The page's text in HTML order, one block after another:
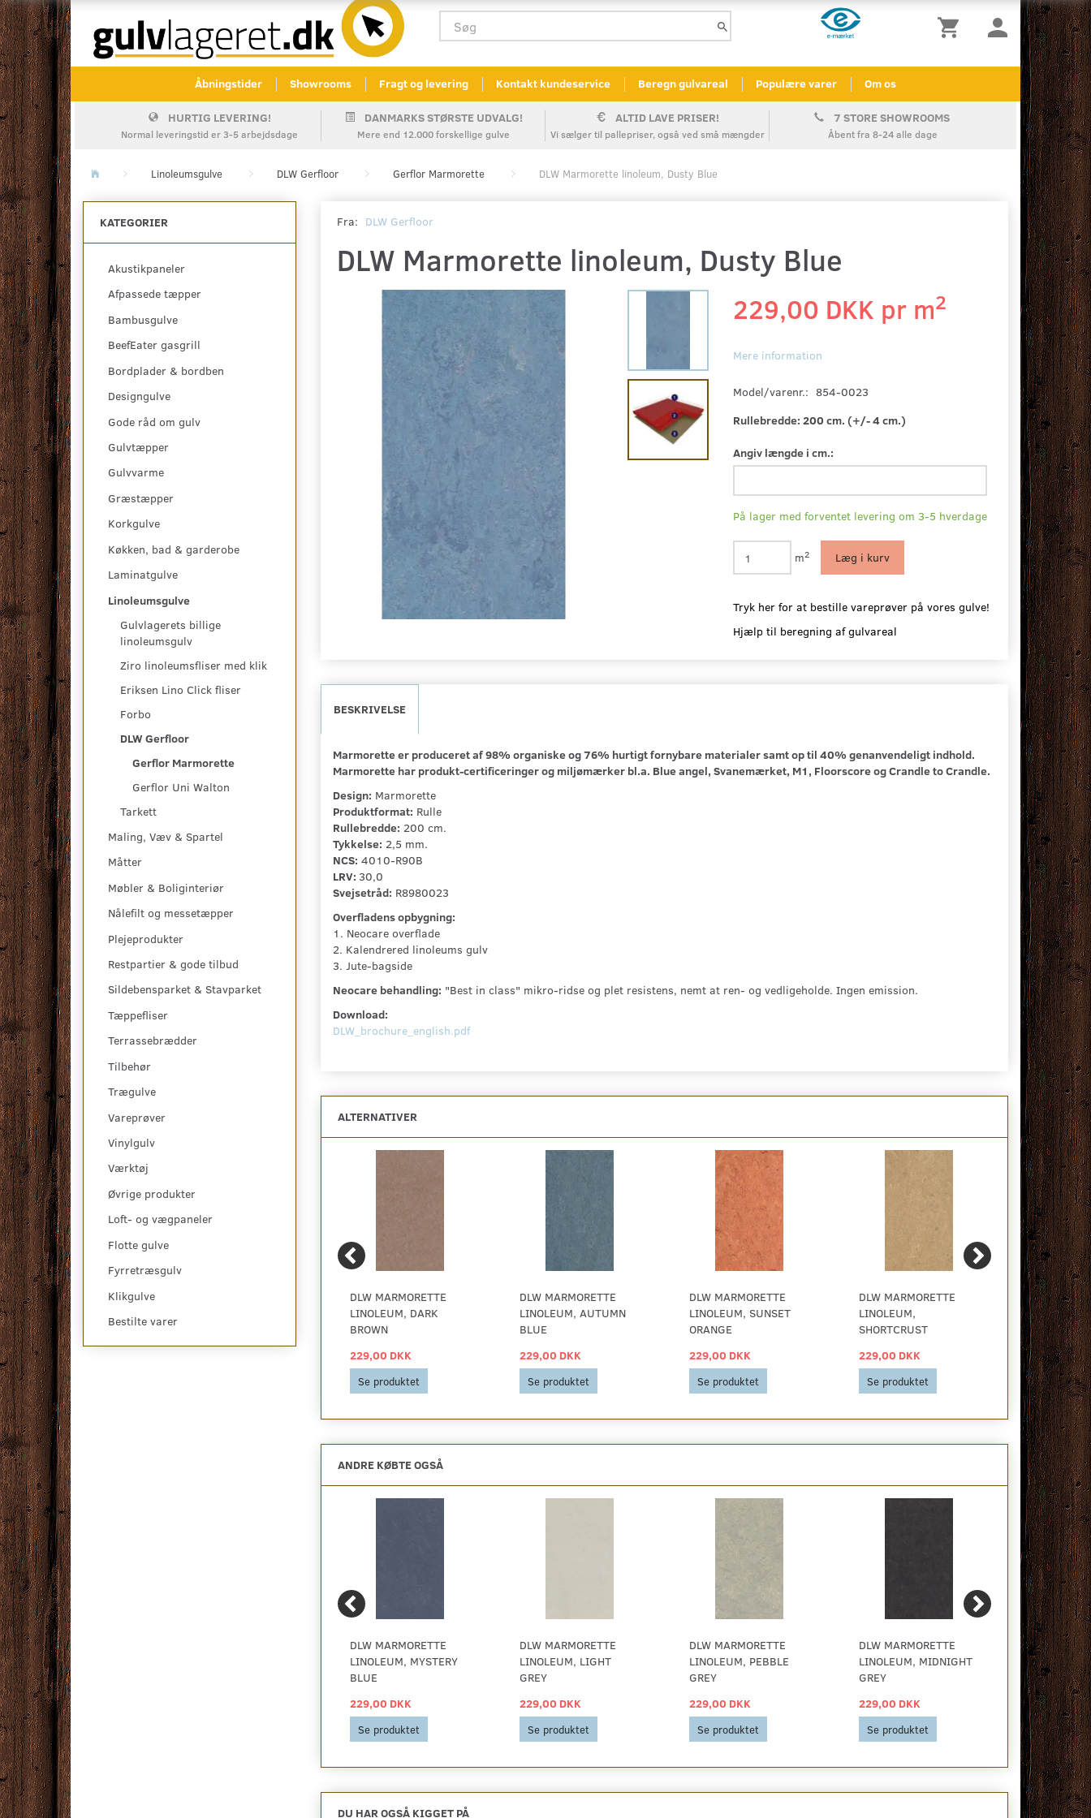
Åbningstider Showrooms Fragt og levering Kontakt kundeservice Beregn gulvareal Populære varer Om os
HURTIG LEVERING!
Normal leveringstid er 3-5 arbejdsdage
DANMARKS STØRSTE UDVALG!
Mere end 12.000 forskellige gulve
ALTID LAVE PRISER!
Vi sælger til pallepriser, også ved små mængder
7 STORE SHOWROOMS
Åbent fra 8-24 alle dage
Linoleumsgulve DLW Gerfloor Gerflor Marmorette DLW Marmorette linoleum, Dusty Blue
KATEGORIER
Akustikpaneler
Afpassede tæpper
Bambusgulve
BeefEater gasgrill
Bordplader & bordben
Designgulve
Gode råd om gulv
Gulvtæpper
Gulvvarme
Græstæpper
Korkgulve
Køkken, bad & garderobe
Laminatgulve
Linoleumsgulve
Gulvlagerets billige
linoleumsgulv
Ziro linoleumsfliser med klik
Eriksen Lino Click fliser
Forbo
DLW Gerfloor
Gerflor Marmorette
Gerflor Uni Walton
Tarkett
Maling, Væv & Spartel
Måtter
Møbler & Boliginteriør
Nålefilt og messetæpper
Plejeprodukter
Restpartier & gode tilbud
Sildebensparket & Stavparket
Tæppefliser
Terrassebrædder
Tilbehør
Trægulve
Vareprøver
Vinylgulv
Værktøj
Øvrige produkter
Loft- og vægpaneler
Flotte gulve
Fyrretræsgulv
Klikgulve
Bestilte varer
Fra: DLW Gerfloor
DLW Marmorette linoleum, Dusty Blue
229,00 DKK pr m2
Mere information
Model/varenr.: 854-0023
Rullebredde: 200 cm. (+/- 4 cm.)
Angiv længde i cm.:
På lager med forventet levering om 3-5 hverdage
m2 Læg i kurv
Tryk her for at bestille vareprøver på vores gulve!
Hjælp til beregning af gulvareal
BESKRIVELSE
Marmorette er produceret af 98% organiske og 76% hurtigt fornybare materialer samt op til 40% genanvendeligt indhold.
Marmorette har produkt-certificeringer og miljømærker bl.a. Blue angel, Svanemærket, M1, Floorscore og Crandle to Crandle.
Design: Marmorette
Produktformat: Rulle
Rullebredde: 200 cm.
Tykkelse: 2,5 mm.
NCS: 4010-R90B
LRV: 30,0
Svejsetråd: R8980023
Overfladens opbygning:
1. Neocare overflade
2. Kalendrered linoleums gulv
3. Jute-bagside
Neocare behandling: "Best in class" mikro-ridse og plet resistens, nemt at ren- og vedligeholde. Ingen emission.
Download:
DLW_brochure_english.pdf
ALTERNATIVER
DLW MARMORETTE
LINOLEUM, QUARTZ
GREY
229,00 DKK
Se produktet
DLW MARMORETTE
LINOLEUM, DARK
BROWN
229,00 DKK
Se produktet
DLW MARMORETTE
LINOLEUM, AUTUMN
BLUE
229,00 DKK
Se produktet
DLW MARMORETTE
LINOLEUM, SUNSET
ORANGE
229,00 DKK
Se produktet
DLW MARMORETTE
LINOLEUM,
SHORTCRUST
229,00 DKK
Se produktet
DLW
LINOLEUM,
GREEN
229,00 DKK
Se
ANDRE KØBTE OGSÅ
UNICORN VINYL,
ENSFARVET OLIVEN
BLUSH 525
179,00 DKK
Se produktet
DLW MARMORETTE
LINOLEUM, MYSTERY
BLUE
229,00 DKK
Se produktet
DLW MARMORETTE
LINOLEUM, LIGHT
GREY
229,00 DKK
Se produktet
DLW MARMORETTE
LINOLEUM, PEBBLE
GREY
229,00 DKK
Se produktet
DLW MARMORETTE
LINOLEUM, MIDNIGHT
GREY
229,00 DKK
Se produktet
BILLIGT
HIT RØD
59,00 DKK
Se
DU HAR OGSÅ KIGGET PÅ